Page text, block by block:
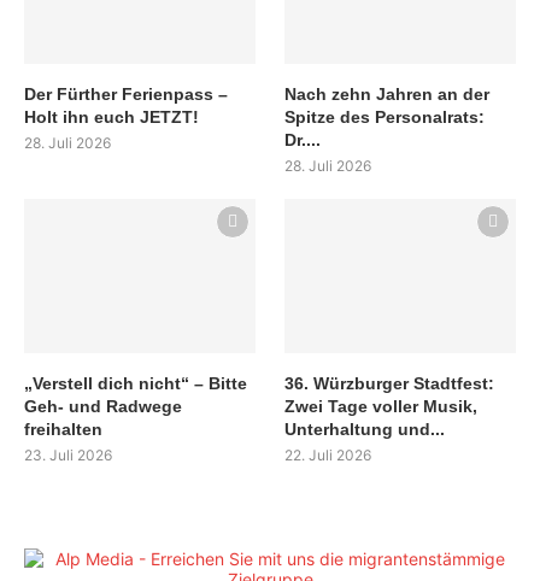
Der Fürther Ferienpass –
Holt ihn euch JETZT!
28. Juli 2026
Nach zehn Jahren an der
Spitze des Personalrats:
Dr....
28. Juli 2026
„Verstell dich nicht“ – Bitte
Geh- und Radwege
freihalten
23. Juli 2026
36. Würzburger Stadtfest:
Zwei Tage voller Musik,
Unterhaltung und...
22. Juli 2026